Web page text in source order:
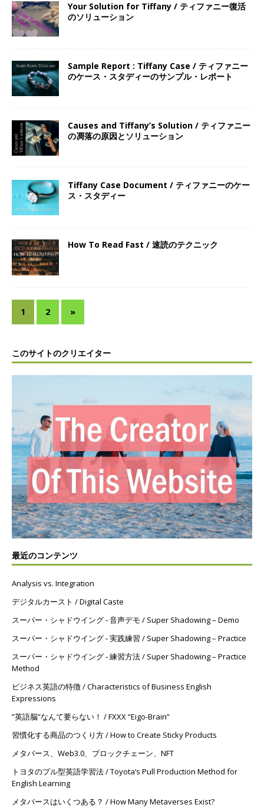
Your Solution for Tiffany / ティファニー復活
のソリューション
Sample Report : Tiffany Case / ティファニー
のケース・スタディーのサンプル・レポート
Causes and Tiffany’s Solution / ティファニー
の凋落の原因とソリューション
Tiffany Case Document / ティファニーのケー
ス・スタディー
How To Read Fast / 速読のテクニック
1 2 »
このサイトのクリエイター
最近のコンテンツ
Analysis vs. Integration
デジタルカースト / Digital Caste
スーパー・シャドウイング ‐ 音声デモ / Super Shadowing – Demo
スーパー・シャドウイング ‐ 実践練習 / Super Shadowing – Practice
スーパー・シャドウイング ‐ 練習方法 / Super Shadowing – Practice
Method
ビジネス英語の特徴 / Characteristics of Business English
Expressions
”英語脳”なんて要らない！ / FXXX “Eigo-Brain”
習慣化する商品のつくり方 / How to Create Sticky Products
メタバース、Web3.0、ブロックチェーン、NFT
トヨタのプル型英語学習法 / Toyota’s Pull Production Method for
English Learning
メタバースはいくつある？ / How Many Metaverses Exist?